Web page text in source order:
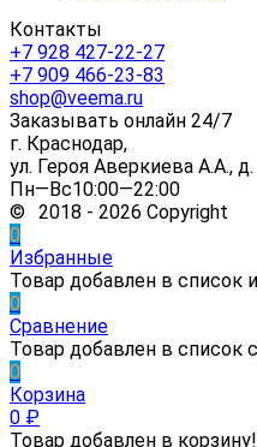
Контакты
+7 928 427-22-27
+7 909 466-23-83
shop@veema.ru
Заказывать онлайн 24/7
г. Краснодар,
ул. Героя Аверкиева А.А.,
Пн—Вс10:00—22:00
© 2018 - 2026 Copyright
0
Избранные
Товар добавлен в список
0
Сравнение
Товар добавлен в список
0
Корзина
0 ₽
Товар добавлен в корзину!